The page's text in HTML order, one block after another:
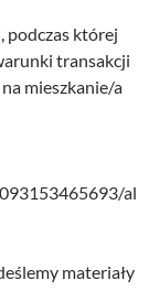
podczas której
transakcji
mieszkanie/a
al
materiały